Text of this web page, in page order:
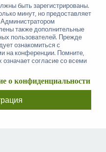
быть зарегистрированы.
минут, но предоставляет
также дополнительные
пользователей. Прежде
ознакомиться с
на конференции. Помните,
согласие со всеми
о конфиденциальности